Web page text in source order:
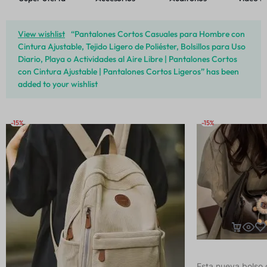
View wishlist “Pantalones Cortos Casuales para Hombre con
Cintura Ajustable, Tejido Ligero de Poliéster, Bolsillos para Uso
Diario, Playa o Actividades al Aire Libre | Pantalones Cortos
con Cintura Ajustable | Pantalones Cortos Ligeros” has been
added to your wishlist
-15% -15%